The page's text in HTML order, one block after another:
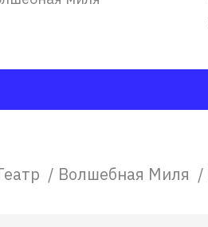
/ Волшебная Миля /